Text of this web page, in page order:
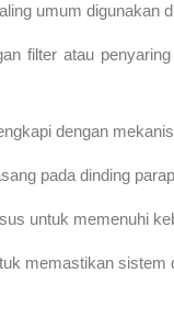
umum digunakan
filter atau
dengan
pada dinding
untuk memenuhi
memastikan